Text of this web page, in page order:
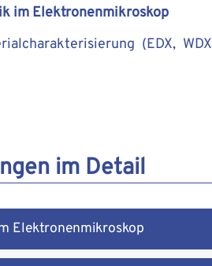
im Elektronenmikroskop
(EDX,
im Detail
Elektronenmikroskop